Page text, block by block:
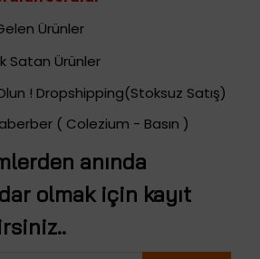
Ürünler
Satan Ürünler
! Dropshipping(Stoksuz Satış)
( Colezium - Basın )
anında
olmak için kayıt